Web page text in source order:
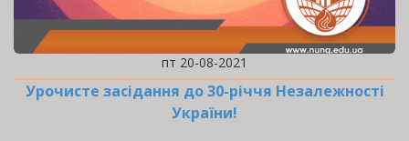
пт 20-08-2021
Урочисте засідання до 30-річчя Незалежності
України!